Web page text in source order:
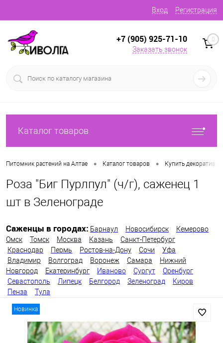
Вход Регистрация
+7 (905) 925-71-10
Заказать звонок
0
Каталог товаров
Питомник растений на Алтае • Каталог товаров • Купить
Роза "Биг Пурлпул" (ч/г), саженец 1
шт в Зеленограде
Саженцы в городах: Барнаул Новосибирск
Кемерово
Омск
Томск Москва Казань
Санкт-Петербург
Краснодар
Пермь Ростов-на-Дону Сочи
Уфа
Владимир
Волгоград Воронеж Самара
Нижний
Новгород
Екатеринбург Иваново Сургут
Оренбург
Севастополь
Липецк Белгород Зеленоград
Киров
Пенза
Тула
Новинка